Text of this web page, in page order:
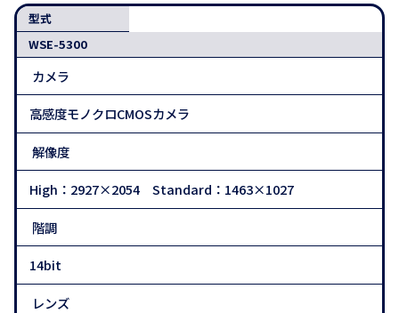
型式
WSE-5300
カメラ
高感度モノクロCMOSカメラ
解像度
High：2927×2054 Standard：1463×1027
階調
14bit
レンズ